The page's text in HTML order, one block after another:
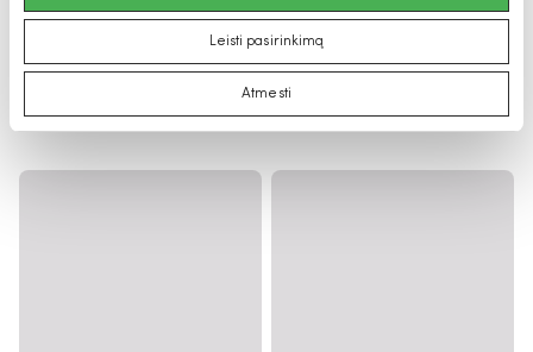
Leisti pasirinkimą
Atmesti